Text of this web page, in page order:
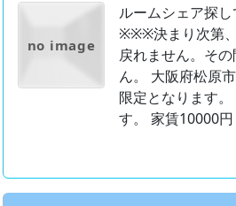
no image
ルームシェア探
※※※決まり次第
戻れません。そ
ん。 大阪府松原
限定となります
す。 家賃10000